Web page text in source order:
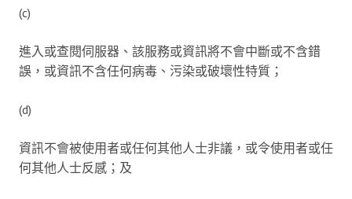
(c)
進入或查閱伺服器、該服務或資訊將不會中斷或不含錯
誤，或資訊不含任何病毒、污染或破壞性特質；
(d)
資訊不會被使用者或任何其他人士非議，或令使用者或任
何其他人士反感；及